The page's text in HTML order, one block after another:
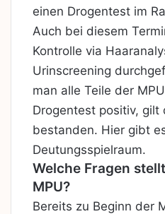
einen Drogentest im
Auch bei diesem
Kontrolle via
Urinscreening
man alle Teile der
Drogentest positiv, gilt
bestanden. Hier gibt
Deutungsspielraum.
Welche Fragen
MPU?
Bereits zu Beginn der